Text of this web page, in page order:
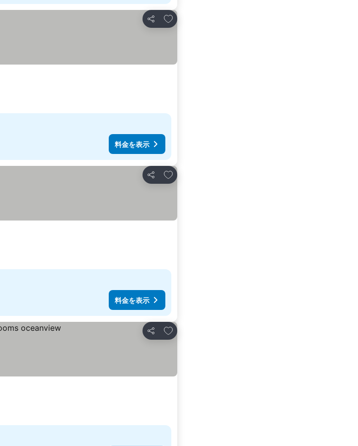
シェア
お気に入りに追加
料金を表示
シェア
お気に入りに追加
料金を表示
シェア
お気に入りに追加